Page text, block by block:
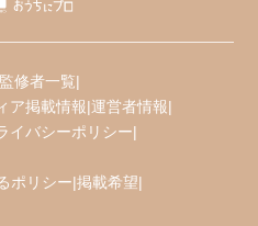
監修者一覧|
ア掲載情報|運営者情報|
イバシーポリシー|
ポリシー|掲載希望|